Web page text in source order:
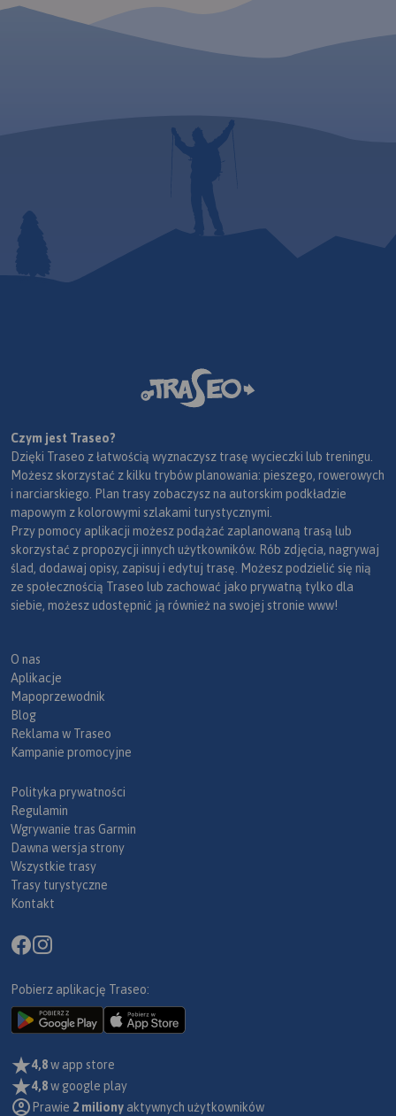
Czym jest Traseo?
Dzięki Traseo z łatwością wyznaczysz trasę wycieczki lub treningu.
Możesz skorzystać z kilku trybów planowania: pieszego, rowerowych
i narciarskiego. Plan trasy zobaczysz na autorskim podkładzie
mapowym z kolorowymi szlakami turystycznymi.
Przy pomocy aplikacji możesz podążać zaplanowaną trasą lub
skorzystać z propozycji innych użytkowników. Rób zdjęcia, nagrywaj
ślad, dodawaj opisy, zapisuj i edytuj trasę. Możesz podzielić się nią
ze społecznością Traseo lub zachować jako prywatną tylko dla
siebie, możesz udostępnić ją również na swojej stronie www!
O nas
Aplikacje
Mapoprzewodnik
Blog
Reklama w Traseo
Kampanie promocyjne
Polityka prywatności
Regulamin
Wgrywanie tras Garmin
Dawna wersja strony
Wszystkie trasy
Trasy turystyczne
Kontakt
Pobierz aplikację Traseo:
4,8w app store
4,8w google play
Prawie 2 miliony aktywnych użytkowników